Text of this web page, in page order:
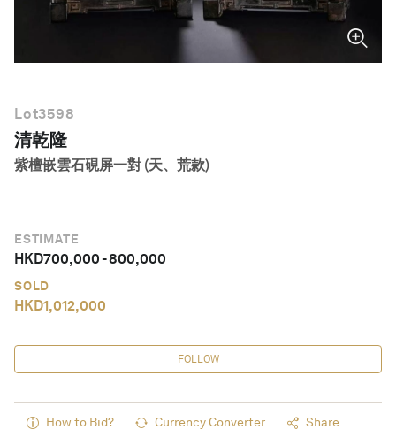
Lot3598
清乾隆
紫檀嵌雲石硯屏一對 (天、荒款)
ESTIMATE
HKD700,000-800,000
SOLD
HKD1,012,000
FOLLOW
How to Bid? Currency Converter Share